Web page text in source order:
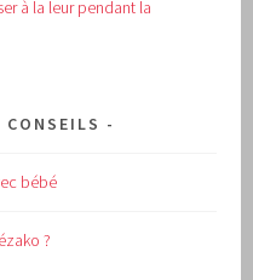
à la leur pendant la
bébé
?